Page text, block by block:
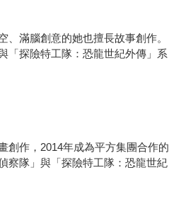
、滿腦創意的她也擅長故事創作。
「探險特工隊：恐龍世紀外傳」系
創作，2014年成為平方集團合作的
察隊」與「探險特工隊：恐龍世紀